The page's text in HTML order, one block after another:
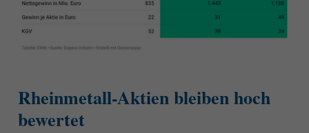
Rheinmetall-Aktien bleiben hoch
bewertet